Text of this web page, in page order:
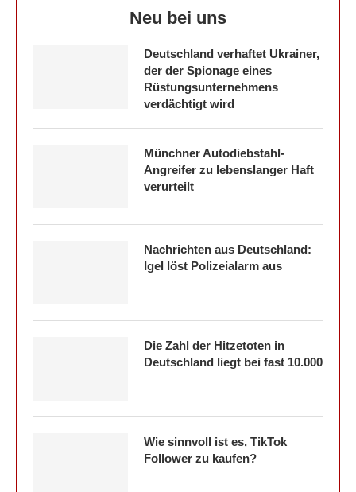
Neu bei uns
Deutschland verhaftet Ukrainer,
der der Spionage eines
Rüstungsunternehmens
verdächtigt wird
Münchner Autodiebstahl-
Angreifer zu lebenslanger Haft
verurteilt
Nachrichten aus Deutschland:
Igel löst Polizeialarm aus
Die Zahl der Hitzetoten in
Deutschland liegt bei fast 10.000
Wie sinnvoll ist es, TikTok
Follower zu kaufen?